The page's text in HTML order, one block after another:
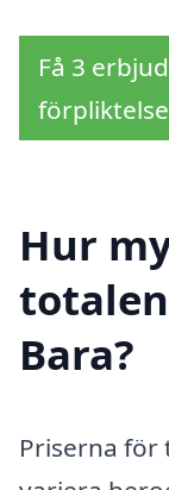
Få 3
Hur
Bara?
Priserna för